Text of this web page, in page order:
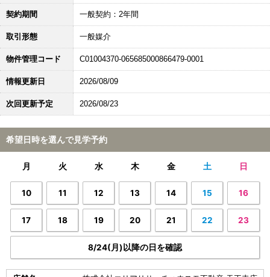
契約期間 一般契約：2年間
取引形態 一般媒介
物件管理コード C01004370-065685000866479-0001
情報更新日 2026/08/09
次回更新予定 2026/08/23
希望日時を選んで見学予約
月 火 水 木 金 土 日
10 11 12 13 14 15 16
17 18 19 20 21 22 23
8/24(月)以降の日を確認